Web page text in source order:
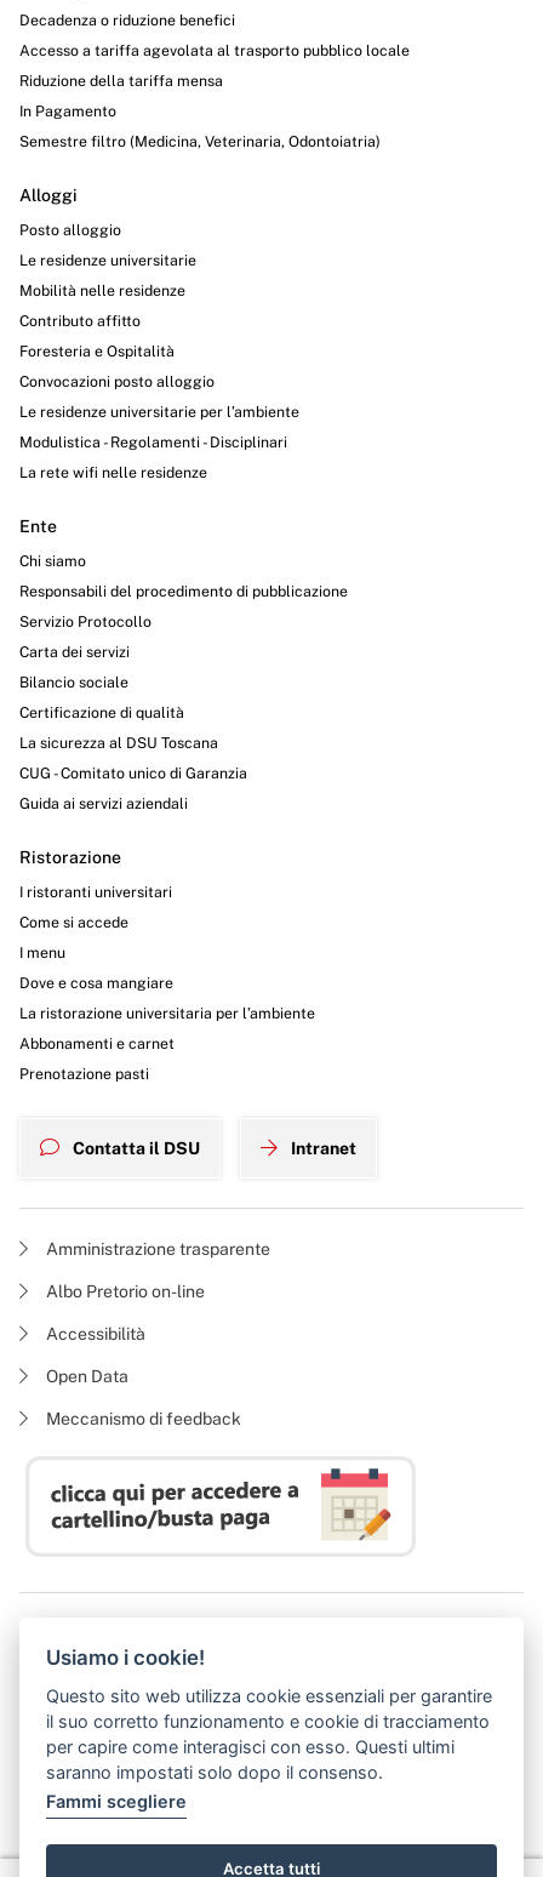
Decadenza o riduzione benefici
Accesso a tariffa agevolata al trasporto pubblico locale
Riduzione della tariffa mensa
In Pagamento
Semestre filtro (Medicina, Veterinaria, Odontoiatria)
Alloggi
Posto alloggio
Le residenze universitarie
Mobilità nelle residenze
Contributo affitto
Foresteria e Ospitalità
Convocazioni posto alloggio
Le residenze universitarie per l’ambiente
Modulistica - Regolamenti - Disciplinari
La rete wifi nelle residenze
Ente
Chi siamo
Responsabili del procedimento di pubblicazione
Servizio Protocollo
Carta dei servizi
Bilancio sociale
Certificazione di qualità
La sicurezza al DSU Toscana
CUG - Comitato unico di Garanzia
Guida ai servizi aziendali
Ristorazione
I ristoranti universitari
Come si accede
I menu
Dove e cosa mangiare
La ristorazione universitaria per l’ambiente
Abbonamenti e carnet
Prenotazione pasti
Contatta il DSU Intranet
Amministrazione trasparente
Albo Pretorio on-line
Accessibilità
Open Data
Meccanismo di feedback
P. I. 05913670484 | C. F. 94164020482
Domicilio digitale:
dsutoscana@postacert.toscana.it
(abilitato alla ricezione di soli messaggi di posta elettronica certificata)
Usiamo i cookie!
Questo sito web utilizza cookie essenziali per garantire
il suo corretto funzionamento e cookie di tracciamento
per capire come interagisci con esso. Questi ultimi
saranno impostati solo dopo il consenso.
Fammi scegliere
Accetta tutti